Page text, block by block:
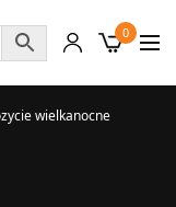
0
wielkanocne